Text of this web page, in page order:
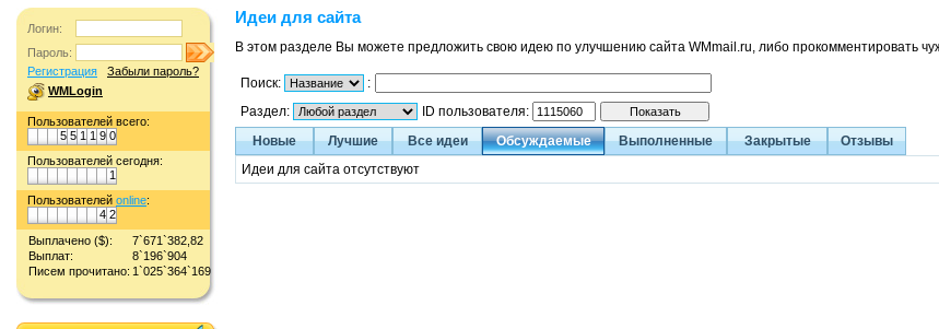
Логин:
Пароль:
Регистрация
Забыли пароль?
WMLogin
Пользователей всего:
5 5 1 1 9 0
Пользователей сегодня:
1
Пользователей online:
4 2
Выплачено ($):
7`671`382,82
Выплат:
8`196`904
Писем прочитано: 1`025`364`169
Идеи для сайта
В этом разделе Вы можете предложить свою идею по улучшению сайта WMmail.ru, либо прокомментировать
Поиск:
:
Раздел:
ID пользователя:
Новые
Лучшие Все идеи Обсуждаемые Выполненные Закрытые
Отзывы
Идеи для сайта отсутствуют